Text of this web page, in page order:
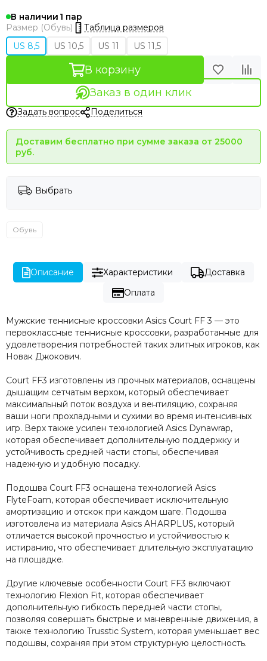
В наличии 1
Размер (Обувь)
Таблица размеров
US 8,5
US 10,5 US 11 US 11,5
В корзину
Заказ в один клик
Задать вопрос Поделиться
Доставим бесплатно при сумме заказа от 25000
руб.
Выбрать
Обувь
Описание Характеристики
Доставка
Оплата
Мужские теннисные кроссовки Asics Court FF 3 — это
первоклассные теннисные кроссовки, разработанные для
удовлетворения потребностей таких элитных игроков, как
Новак Джокович.
Court FF3 изготовлены из прочных материалов, оснащены
дышащим сетчатым верхом, который обеспечивает
максимальный поток воздуха и вентиляцию, сохраняя
ваши ноги прохладными и сухими во время интенсивных
игр. Верх также усилен технологией Asics Dynawrap,
которая обеспечивает дополнительную поддержку и
устойчивость средней части стопы, обеспечивая
надежную и удобную посадку.
Подошва Court FF3 оснащена технологией Asics
FlyteFoam, которая обеспечивает исключительную
амортизацию и отскок при каждом шаге. Подошва
изготовлена из материала Asics AHARPLUS, который
отличается высокой прочностью и устойчивостью к
истиранию, что обеспечивает длительную эксплуатацию
на площадке.
Другие ключевые особенности Court FF3 включают
технологию Flexion Fit, которая обеспечивает
дополнительную гибкость передней части стопы,
позволяя совершать быстрые и маневренные движения, а
также технологию Trusstic System, которая уменьшает вес
подошвы, сохраняя при этом структурную целостность.